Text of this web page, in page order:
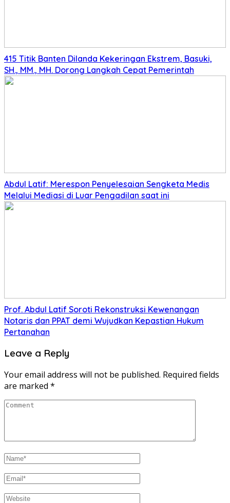
415 Titik Banten Dilanda Kekeringan Ekstrem, Basuki,
SH., MM., MH. Dorong Langkah Cepat Pemerintah
Abdul Latif: Merespon Penyelesaian Sengketa Medis
Melalui Mediasi di Luar Pengadilan saat ini
Prof. Abdul Latif Soroti Rekonstruksi Kewenangan
Notaris dan PPAT demi Wujudkan Kepastian Hukum
Pertanahan
Leave a Reply
Your email address will not be published. Required fields
are marked *